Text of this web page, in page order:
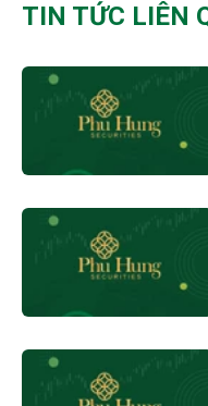
TIN TỨC LIÊN